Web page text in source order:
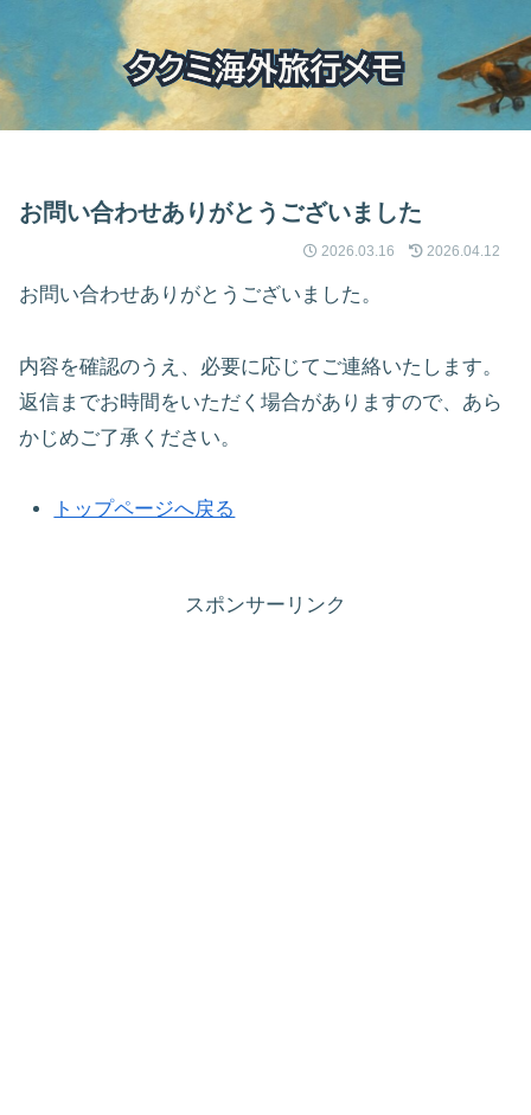
お問い合わせありがとうございました
2026.03.16 2026.04.12
お問い合わせありがとうございました。
内容を確認のうえ、必要に応じてご連絡いたします。
返信までお時間をいただく場合がありますので、あら
かじめご了承ください。
トップページへ戻る
スポンサーリンク